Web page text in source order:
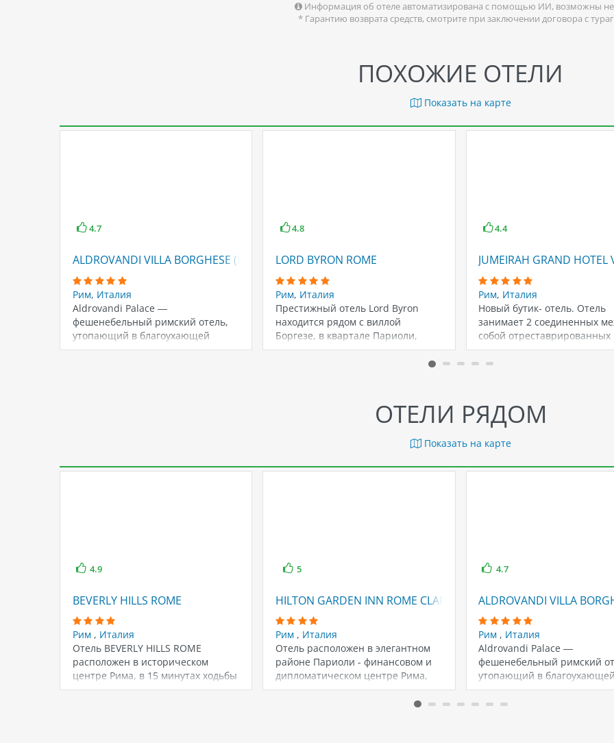
Информация об отеле автоматизирована с помощью ИИ, возможны
* Гарантию возврата средств, смотрите при заключении договора с
ПОХОЖИЕ ОТЕЛИ
Показать на карте
4.7
ALDROVANDI VILLA BORGHESE (EX. ALDROVANDI PALACE)
Рим, Италия
Aldrovandi Palace —
фешенебельный римский отель,
утопающий в благоухающей
зелени частного парка и
4.8
LORD BYRON ROME
Рим, Италия
Престижный отель Lord Byron
находится рядом с виллой
Боргезе, в квартале Париоли,
который считается одним…
4.4
JUMEIRAH GRAND HOTEL
Рим, Италия
Новый бутик- отель. Отель
занимает 2 соединенных
собой отреставрированных
старинных особняка XIX
При…
ОТЕЛИ РЯДОМ
Показать на карте
4.9
BEVERLY HILLS ROME
Рим , Италия
Отель BEVERLY HILLS ROME
расположен в историческом
центре Рима, в 15 минутах ходьбы
от площади…
5
HILTON GARDEN INN ROME CLARIDGE (EX. CLARIDGE)
Рим , Италия
Отель расположен в элегантном
районе Париоли - финансовом и
дипломатическом центре Рима,
недалеко от Виллы…
4.7
ALDROVANDI VILLA
Рим , Италия
Aldrovandi Palace —
фешенебельный римский
утопающий в благоухающей
зелени частного парка и
расположенный между…